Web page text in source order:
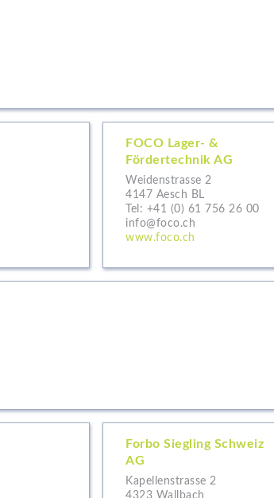
FOCO Lager- &
Fördertechnik AG
Weidenstrasse 2
4147 Aesch BL
Tel: +41 (0) 61 756 26 00
info@foco.ch
www.foco.ch
Forbo Siegling Schweiz
AG
Kapellenstrasse 2
4323 Wallbach